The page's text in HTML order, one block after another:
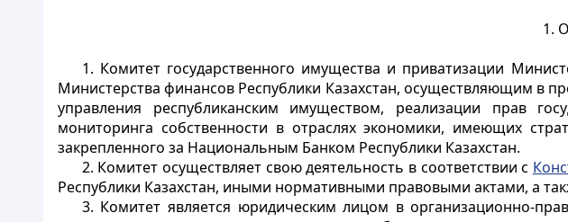
1.
1. Комитет государственного имущества и приватизации
Министерства финансов Республики Казахстан, осуществляющим в
управления республиканским имуществом, реализации прав
мониторинга собственности в отраслях экономики, имеющих
закрепленного за Национальным Банком Республики Казахстан.
2. Комитет осуществляет свою деятельность в соответствии с
Республики Казахстан, иными нормативными правовыми актами, а
3. Комитет является юридическим лицом в организационно-